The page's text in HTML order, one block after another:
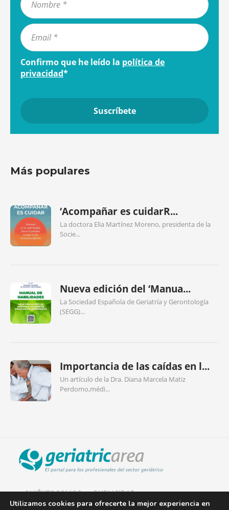
Confirmo que he leído la política de
privacidad*
Más populares
‘Acompañar es cuidarR...
La doctora Elia Martínez Moreno, presidenta de la
Socie...
Nueva edición del ‘Manua...
La Sociedad Española de Geriatría y Gerontología
(SEGG)...
Importancia de las caídas en l...
Un artículo de la Dra. Diana Marcela Matiz
Perdomo,médi...
QUIÉNES SOMOS PUBLICIDAD
Utilizamos cookies para ofrecerte la mejor experiencia en